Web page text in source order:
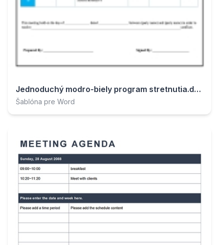
Jednoduchý modro-biely program stretnutia.docx
Šablóna pre Word